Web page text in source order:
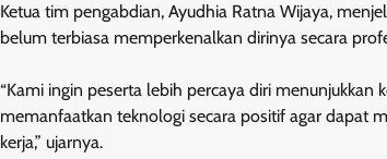
Ketua tim pengabdian, Ayudhia Ratna Wijaya,
belum terbiasa memperkenalkan dirinya secara
“Kami ingin peserta lebih percaya diri
memanfaatkan teknologi secara positif agar dapat
kerja,” ujarnya.